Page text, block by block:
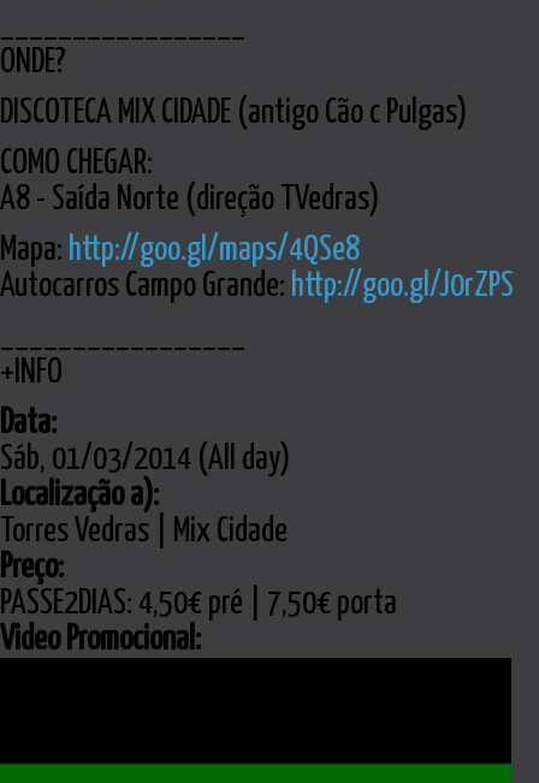
ONDE?
DISCOTECA MIX CIDADE (antigo Cão c Pulgas)
COMO CHEGAR:
A8 - Saída Norte (direção TVedras)
Mapa: http://goo.gl/maps/4QSe8
Autocarros Campo Grande: http://goo.gl/J0rZPS
+INFO
Data:
Sáb, 01/03/2014 (All day)
Localização a):
Torres Vedras | Mix Cidade
Preço:
PASSE2DIAS: 4,50€ pré | 7,50€ porta
Video Promocional: